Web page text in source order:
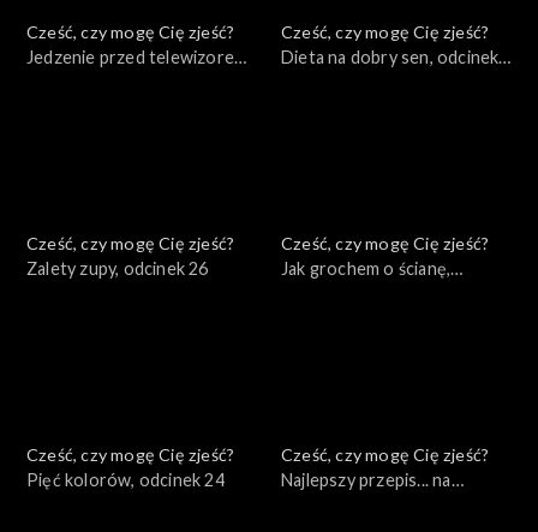
Cześć, czy mogę Cię zjeść?
Jedzenie przed telewizorem,
Cześć, czy mogę Cię zjeść?
Dieta na dobry sen, odcinek
Cześć, czy mogę Cię zjeść?
Zalety zupy, odcinek 26
Cześć, czy mogę Cię zjeść?
Jak grochem o ścianę,
Cześć, czy mogę Cię zjeść?
Pięć kolorów, odcinek 24
Cześć, czy mogę Cię zjeść?
Najlepszy przepis... na